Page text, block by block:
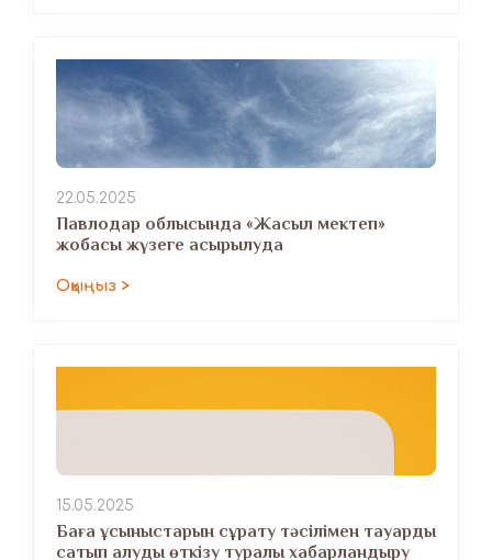
22.05.2025
Павлодар облысында «Жасыл мектеп»
жобасы жүзеге асырылуда
Оқыңыз >
15.05.2025
Баға ұсыныстарын сұрату тәсілімен тауарды
сатып алуды өткізу туралы хабарландыру